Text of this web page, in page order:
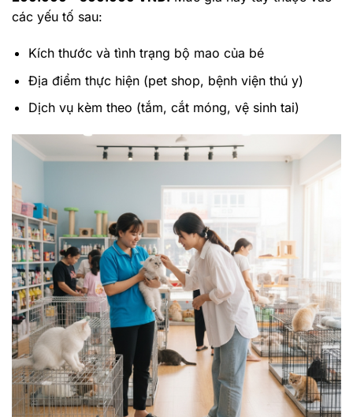
các yếu tố sau:
Kích thước và tình trạng bộ mao của bé
Địa điểm thực hiện (pet shop, bệnh viện thú y)
Dịch vụ kèm theo (tắm, cắt móng, vệ sinh tai)